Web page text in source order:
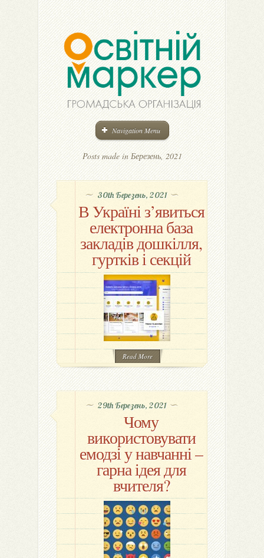
Navigation Menu
Posts made in Березень, 2021
30th Березень, 2021
В Україні з’явиться
електронна база
закладів дошкілля,
гуртків і секцій
Read More
29th Березень, 2021
Чому
використовувати
емодзі у навчанні –
гарна ідея для
вчителя?